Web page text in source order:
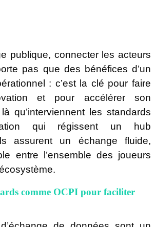
publique, connecter les acteurs
pas que des bénéfices d’un
: c’est la clé pour faire
et pour accélérer son
qu’interviennent les standards
qui régissent un hub
assurent un échange fluide,
entre l’ensemble des joueurs
comme OCPI pour faciliter